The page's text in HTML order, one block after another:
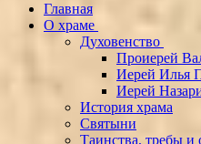
Главная
О храме
Духовенство
Проиерей
Иерей Илья
Иерей
История храма
Святыни
Таинства, требы и